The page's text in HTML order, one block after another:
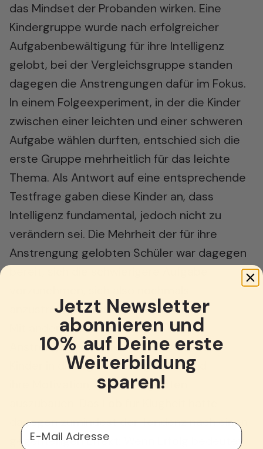
das Mindset der Probanden wirken. Eine
Kindergruppe wurde nach erfolgreicher
Aufgabenbewältigung für ihre Intelligenz
gelobt, bei der Vergleichsgruppe standen
dagegen die Anstrengungen dafür im Fokus.
In einem Folgeexperiment, in der die Kinder
zwischen einer leichten und einer schweren
Aufgabe wählen durften, entschied sich die
erste Gruppe mehrheitlich für das leichte
Thema. Als Antwort auf eine entsprechende
Testfrage gaben diese Kinder an, dass
Intelligenz fundamental, jedoch nicht zu
verändern sei. Die Mehrheit der für ihre
Anstrengung gelobten Schüler war dagegen
anzustrengen und dabei zu lernen.
Mit anderen Worten: Das Lob für
Anstrengung stärkte das Vertrauen der
Kinder in die eigenen Fähigkeiten und
ihre Motivation, diese Fähigkeiten
dagegen zumindest der Tendenz nach einen
gegenteiligen Effekt: Wenn Erfolg bedeutet,
Jetzt Newsletter
abonnieren und
10% auf Deine erste
Weiterbildung
sparen!
E-Mail Adresse